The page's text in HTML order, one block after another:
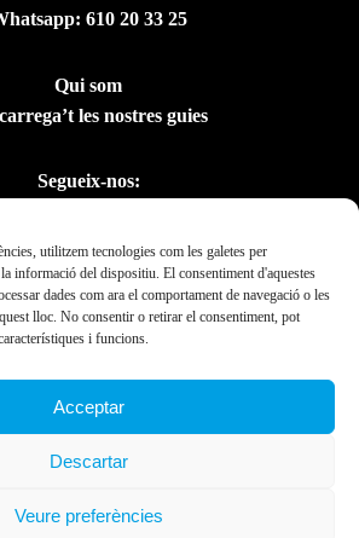
utilitzem tecnologies com les galetes per
informació del dispositiu. El consentiment d'aquestes
dades com ara el comportament de navegació o les
lloc. No consentir o retirar el consentiment, pot
i funcions.
Acceptar
Descartar
Veure preferències
610 20 33 25
Qui som
les nostres guies
Segueix-nos: